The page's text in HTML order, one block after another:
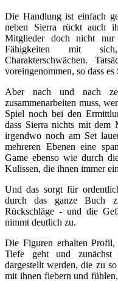
Die Handlung ist einfach
neben Sierra rückt auch
Mitglieder doch nicht nur
Fähigkeiten mit
Charakterschwächen.
voreingenommen, so dass
Aber nach und nach
zusammenarbeiten muss,
Spiel noch bei den
dass Sierra nichts mit
irgendwo noch am Set
mehreren Ebenen eine
Game ebenso wie durch
Kulissen, die ihnen immer
Und das sorgt für
durch das ganze Buch
Rückschläge - und die
nimmt deutlich zu.
Die Figuren erhalten
Tiefe geht und zunächst
dargestellt werden, die zu
mit ihnen fiebern und